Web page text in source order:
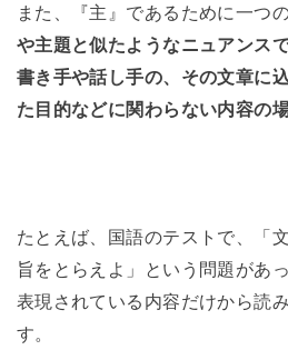
また、『主』であるために一つ
や主題と似たようなニュアンス
書き手や話し手の、その文章に
た目的などに関わらない内容の
たとえば、国語のテストで、「
旨をとらえよ」という問題があ
表現されている内容だけから読
す。